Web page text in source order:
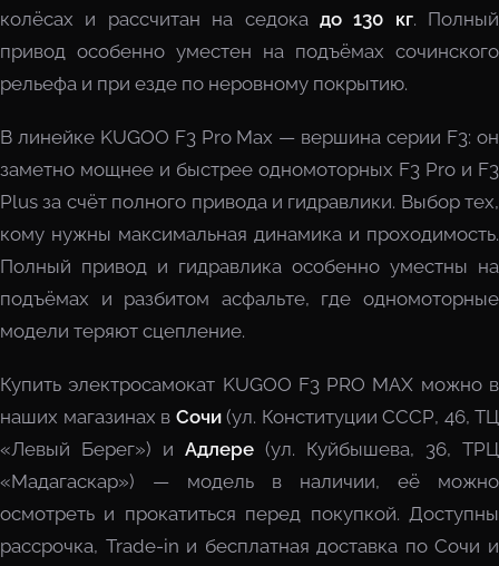
колёсах и рассчитан на седока до 130 кг. Полный
привод особенно уместен на подъёмах сочинского
рельефа и при езде по неровному покрытию.
В линейке KUGOO F3 Pro Max — вершина серии F3: он
заметно мощнее и быстрее одномоторных F3 Pro и F3
Plus за счёт полного привода и гидравлики. Выбор тех,
кому нужны максимальная динамика и проходимость.
Полный привод и гидравлика особенно уместны на
подъёмах и разбитом асфальте, где одномоторные
модели теряют сцепление.
Купить электросамокат KUGOO F3 PRO MAX можно в
наших магазинах в Сочи(ул. Конституции СССР, 46, ТЦ
«Левый Берег») и Адлере (ул. Куйбышева, 36, ТРЦ
«Мадагаскар») — модель в наличии, её можно
осмотреть и прокатиться перед покупкой. Доступны
рассрочка, Trade-in и бесплатная доставка по Сочи и